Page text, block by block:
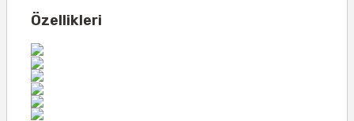
Özellikleri